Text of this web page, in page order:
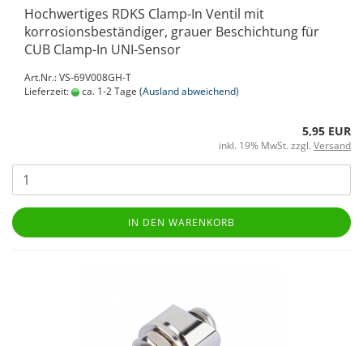
Hochwertiges RDKS Clamp-In Ventil mit
korrosionsbeständiger, grauer Beschichtung für
CUB Clamp-In UNI-Sensor
Art.Nr.: VS-69V008GH-T
Lieferzeit:
ca. 1-2 Tage (Ausland abweichend)
5,95 EUR
inkl. 19% MwSt. zzgl. Versand
IN DEN WARENKORB